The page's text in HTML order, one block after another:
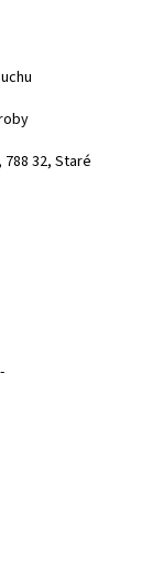
788 32, Staré